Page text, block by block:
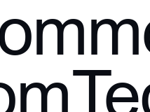
mm
mTe